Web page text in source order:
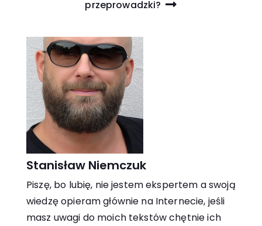
przeprowadzki?
Stanisław Niemczuk
Piszę, bo lubię, nie jestem ekspertem a swoją
wiedzę opieram głównie na Internecie, jeśli
masz uwagi do moich tekstów chętnie ich